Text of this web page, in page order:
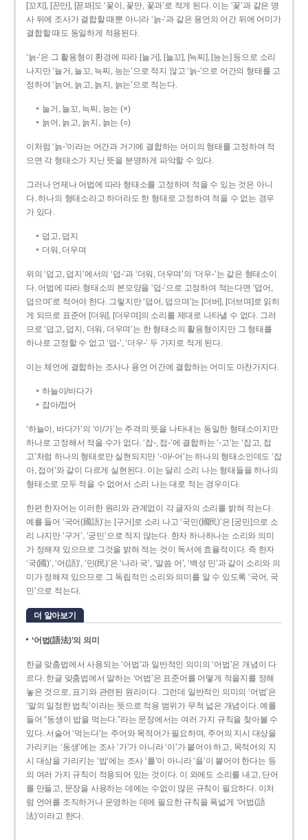
[꼬치], [꼰만], [꼳꽈]도 ‘꽃이, 꽃만, 꽃과’로 적게 된다. 이는 ‘꽃’과 같은 명
사 뒤에 조사가 결합할 때뿐 아니라 ‘늙-’과 같은 용언의 어간 뒤에 어미가
결합할 때도 동일하게 적용된다.
‘늙-’은 그 활용형이 환경에 따라 [늘거], [늘꼬], [늑찌], [능는] 등으로 소리
나지만 ‘늘거, 늘꼬, 늑찌, 능는’으로 적지 않고 ‘늙-’으로 어간의 형태를 고
정하여 ‘늙어, 늙고, 늙지, 늙는’으로 적는다.
늘거, 늘꼬, 늑찌, 능는 (×)
늙어, 늙고, 늙지, 늙는 (○)
이처럼 ‘늙-­’이라는 어간과 거기에 결합하는 어미의 형태를 고정하여 적
으면 각 형태소가 지닌 뜻을 분명하게 파악할 수 있다.
그러나 언제나 어법에 따라 형태소를 고정하여 적을 수 있는 것은 아니
다. 하나의 형태소라고 하더라도 한 형태로 고정하여 적을 수 없는 경우
가 있다.
덥고, 덥지
더워, 더우며
위의 ‘덥고, 덥지’에서의 ‘덥-­’과 ‘더워, 더우며’의 ‘더우-­’는 같은 형태소이
다. 어법에 따라 형태소의 본모양을 ‘덥-­’으로 고정하여 적는다면 ‘덥어,
덥으며’로 적어야 한다. 그렇지만 ‘덥어, 덥으며’는 [더버], [더브며]로 읽히
게 되므로 표준어 [더워], [더우며]의 소리를 제대로 나타낼 수 없다. 그러
므로 ‘덥고, 덥지, 더워, 더우며’는 한 형태소의 활용형이지만 그 형태를
하나로 고정할 수 없고 ‘덥-’, ‘더우-’ 두 가지로 적게 된다.
이는 체언에 결합하는 조사나 용언 어간에 결합하는 어미도 마찬가지다.
하늘이/바다가
잡아/접어
‘하늘이, 바다가’의 ‘이/가’는 주격의 뜻을 나타내는 동일한 형태소이지만
하나로 고정해서 적을 수가 없다. ‘잡-, 접-’에 결합하는 ‘-고’는 ‘잡고, 접
고’처럼 하나의 형태로만 실현되지만 ‘-아/-어’는 하나의 형태소인데도 ‘잡
아, 접어’와 같이 다르게 실현된다. 이는 달리 소리 나는 형태들을 하나의
형태소로 모두 적을 수 없어서 소리 나는 대로 적는 경우이다.
한편 한자어는 이러한 원리와 관계없이 각 글자의 소리를 밝혀 적는다.
예를 들어 ‘국어(國語)’는 [구거]로 소리 나고 ‘국민(國民)’은 [궁민]으로 소
리 나지만 ‘구거’, ‘궁민’으로 적지 않는다. 한자 하나하나는 소리와 의미
가 정해져 있으므로 그것을 밝혀 적는 것이 독서에 효율적이다. 즉 한자
‘국(國)’, ‘어(語)’, ‘민(民)’은 ‘나라 국’, ‘말씀 어’, ‘백성 민’과 같이 소리와 의
미가 정해져 있으므로 그 독립적인 소리와 의미를 알 수 있도록 ‘국어, 국
민’으로 적는다.
더 알아보기
‘어법(語法)’의 의미
한글 맞춤법에서 사용되는 ‘어법’과 일반적인 의미의 ‘어법’은 개념이 다
르다. 한글 맞춤법에서 말하는 ‘어법’은 표준어를 어떻게 적을지를 정해
놓은 것으로, 표기와 관련된 원리이다. 그런데 일반적인 의미의 ‘어법’은
‘말의 일정한 법칙’이라는 뜻으로 적용 범위가 무척 넓은 개념이다. 예를
들어 “동생이 밥을 먹는다.”라는 문장에서는 여러 가지 규칙을 찾아볼 수
있다. 서술어 ‘먹는다’는 주어와 목적어가 필요하며, 주어의 지시 대상을
가리키는 ‘동생’에는 조사 ‘가’가 아니라 ‘이’가 붙어야 하고, 목적어의 지
시 대상을 가리키는 ‘밥’에는 조사 ‘를’이 아니라 ‘을’이 붙어야 한다는 등
의 여러 가지 규칙이 적용되어 있는 것이다. 이 외에도 소리를 내고, 단어
를 만들고, 문장을 사용하는 데에는 수없이 많은 규칙이 필요하다. 이처
럼 언어를 조직하거나 운영하는 데에 필요한 규칙을 폭넓게 ‘어법(語
法)’이라고 한다.